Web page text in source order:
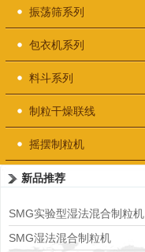
振荡筛系列
包衣机系列
料斗系列
制粒干燥联线
摇摆制粒机
新品推荐
SMG实验型湿法混合制粒机
SMG湿法混合制粒机